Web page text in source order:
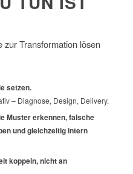
zur Transformation lösen
setzen.
– Diagnose, Design, Delivery.
Muster erkennen, falsche
und gleichzeitig intern
koppeln, nicht an